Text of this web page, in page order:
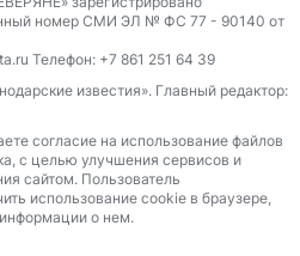
номер СМИ ЭЛ № ФС 77 - 90140 от
Телефон: +7 861 251 64 39
известия». Главный редактор:
согласие на использование файлов
с целью улучшения сервисов и
сайтом. Пользователь
использование сооkіе в браузере,
о нем.